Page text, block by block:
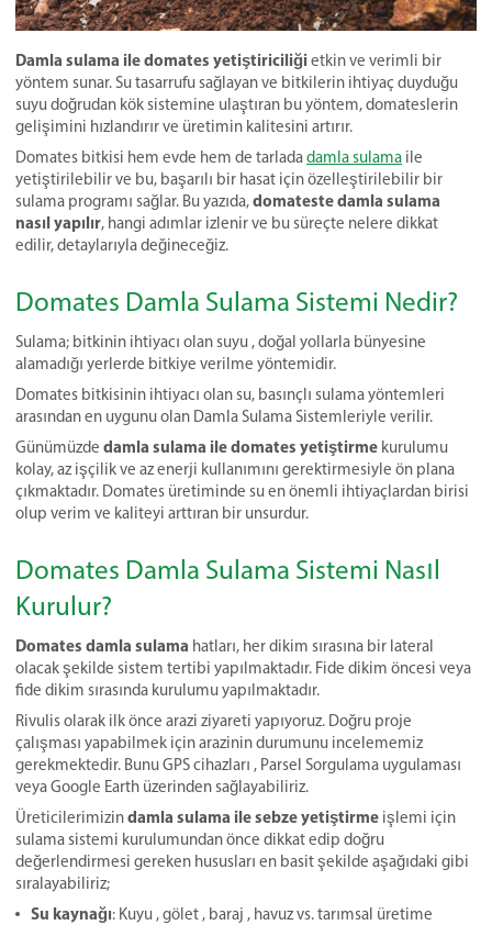
Damla sulama ile domates yetiştiriciliğietkin ve verimli bir
yöntem sunar. Su tasarrufu sağlayan ve bitkilerin ihtiyaç duyduğu
suyu doğrudan kök sistemine ulaştıran bu yöntem, domateslerin
gelişimini hızlandırır ve üretimin kalitesini artırır.
Domates bitkisi hem evde hem de tarladadamla sulama ile
yetiştirilebilir ve bu, başarılı bir hasat için özelleştirilebilir bir
sulama programı sağlar. Bu yazıda,domateste damla sulama
nasıl yapılır, hangi adımlar izlenir ve bu süreçte nelere dikkat
edilir, detaylarıyla değineceğiz.
Domates Damla Sulama Sistemi Nedir?
Sulama; bitkinin ihtiyacı olan suyu , doğal yollarla bünyesine
alamadığı yerlerde bitkiye verilme yöntemidir.
Domates bitkisinin ihtiyacı olan su, basınçlı sulama yöntemleri
arasından en uygunu olan Damla Sulama Sistemleriyle verilir.
Günümüzde damla sulama ile domates yetiştirme kurulumu
kolay, az işçilik ve az enerji kullanımını gerektirmesiyle ön plana
çıkmaktadır. Domates üretiminde su en önemli ihtiyaçlardan birisi
olup verim ve kaliteyi arttıran bir unsurdur.
Domates Damla Sulama Sistemi Nasıl
Kurulur?
Domates damla sulama hatları, her dikim sırasına bir lateral
olacak şekilde sistem tertibi yapılmaktadır. Fide dikim öncesi veya
fide dikim sırasında kurulumu yapılmaktadır.
Rivulis olarak ilk önce arazi ziyareti yapıyoruz. Doğru proje
çalışması yapabilmek için arazinin durumunu incelememiz
gerekmektedir. Bunu GPS cihazları , Parsel Sorgulama uygulaması
veya Google Earth üzerinden sağlayabiliriz.
Üreticilerimizindamla sulama ile sebze yetiştirme işlemi için
sulama sistemi kurulumundan önce dikkat edip doğru
değerlendirmesi gereken hususları en basit şekilde aşağıdaki gibi
sıralayabiliriz;
Su kaynağı: Kuyu , gölet , baraj , havuz vs. tarımsal üretime